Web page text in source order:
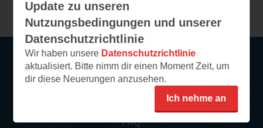
Update zu unseren
Nutzungsbedingungen und unserer
Datenschutzrichtlinie
Wir haben unsere Datenschutzrichtlinie
aktualisiert. Bitte nimm dir einen Moment Zeit, um
dir diese Neuerungen anzusehen.
Ich nehme an
Service
FAQ